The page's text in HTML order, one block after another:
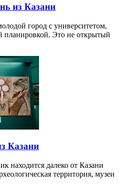
из Казани
город с университетом,
планировкой. Это не открытый
Казани
находится далеко от Казани
территория, музеи